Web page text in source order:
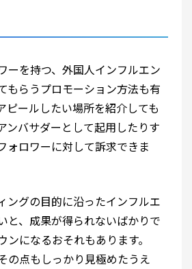
ーを持つ、外国人インフルエン
もらうプロモーション方法も有
ピールしたい場所を紹介しても
ンバサダーとして起用したりす
ォロワーに対して訴求できま
ングの目的に沿ったインフルエ
と、成果が得られないばかりで
ンになるおそれもあります。
の点もしっかり見極めたうえ